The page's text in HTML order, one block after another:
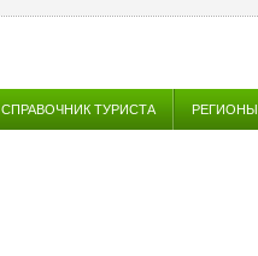
СПРАВОЧНИК ТУРИСТА РЕГИОНЫ